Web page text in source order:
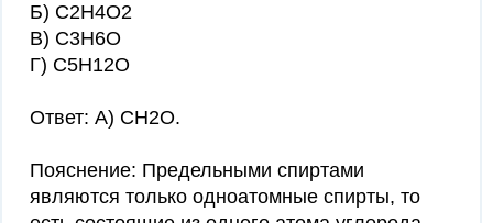
Б) C2H4O2
В) C3H6O
Г) C5H12O
Ответ: А) СH2O.
Пояснение: Предельными спиртами
являются только одноатомные спирты, то